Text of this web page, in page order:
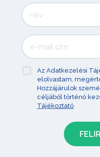
Az Adatkezelési
elolvastam,
Hozzájárulok
céljából történő
Tájékoztató